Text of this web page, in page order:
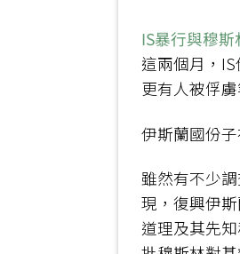
IS暴行與穆
這兩個月，
更有人被俘虜
伊斯蘭國份
雖然有不少
現，復興伊
道理及其先